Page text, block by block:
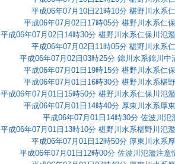
平成06年07月10日21時10分 椹野川水系
平成06年07月02日17時05分 椹野川水系仁
平成06年07月02日14時30分 椹野川水系仁保川氾
平成06年07月02日11時05分 椹野川水系
平成06年07月02日03時25分 錦川水系錦川
平成06年07月01日19時15分 椹野川水系仁
平成06年07月01日16時30分 椹野川水系椹
平成06年07月01日15時50分 椹野川水系仁保川氾
平成06年07月01日14時40分 厚東川水系厚
平成06年07月01日14時30分 佐波川氾
平成06年07月01日13時10分 椹野川水系椹野川氾
平成06年07月01日12時50分 厚東川水系
平成06年07月01日12時00分 佐波川氾濫注